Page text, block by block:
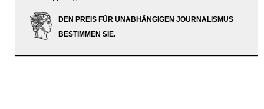
DEN PREIS FÜR UNABHÄNGIGEN JOURNALISMUS
BESTIMMEN SIE.